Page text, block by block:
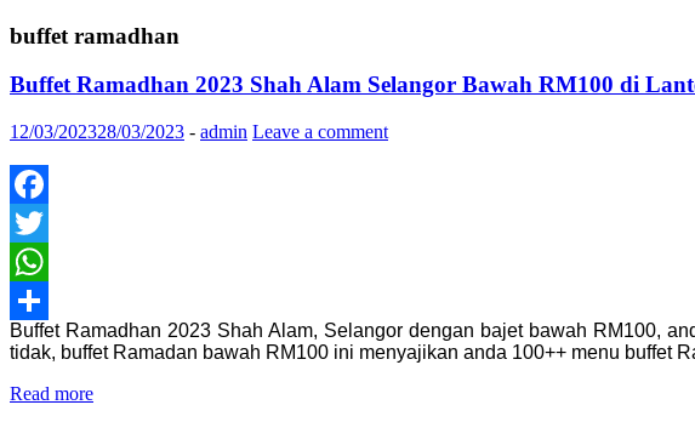
buffet ramadhan
Buffet Ramadhan 2023 Shah Alam Selangor Bawah RM100 di
12/03/202328/03/2023 - admin Leave a comment
Facebook
Twitter
WhatsApp
Share
Buffet Ramadhan 2023 Shah Alam, Selangor dengan bajet bawah RM100,
tidak, buffet Ramadan bawah RM100 ini menyajikan anda 100++ menu buffet
Read more